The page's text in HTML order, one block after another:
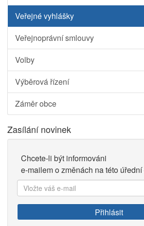
Veřejné vyhlášky
Veřejnoprávní smlouvy
Volby
Výběrová řízení
Záměr obce
Zasílání novinek
Chcete-li být informováni
e-mailem o změnách na této úřední
Vložte
váš
e-
mail:
Přihlásit